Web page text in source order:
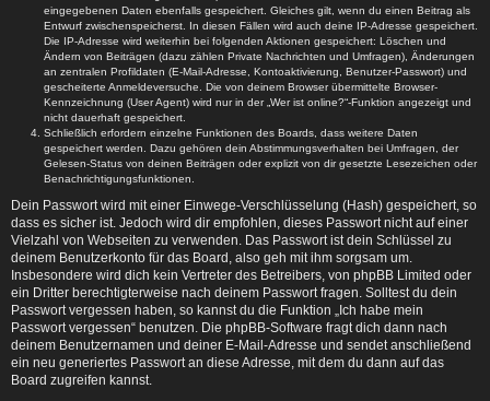
eingegebenen Daten ebenfalls gespeichert. Gleiches gilt, wenn du einen Beitrag als
Entwurf zwischenspeicherst. In diesen Fällen wird auch deine IP-Adresse gespeichert.
Die IP-Adresse wird weiterhin bei folgenden Aktionen gespeichert: Löschen und
Ändern von Beiträgen (dazu zählen Private Nachrichten und Umfragen), Änderungen
an zentralen Profildaten (E-Mail-Adresse, Kontoaktivierung, Benutzer-Passwort) und
gescheiterte Anmeldeversuche. Die von deinem Browser übermittelte Browser-
Kennzeichnung (User Agent) wird nur in der „Wer ist online?“-Funktion angezeigt und
nicht dauerhaft gespeichert.
Schließlich erfordern einzelne Funktionen des Boards, dass weitere Daten
gespeichert werden. Dazu gehören dein Abstimmungsverhalten bei Umfragen, der
Gelesen-Status von deinen Beiträgen oder explizit von dir gesetzte Lesezeichen oder
Benachrichtigungsfunktionen.
Dein Passwort wird mit einer Einwege-Verschlüsselung (Hash) gespeichert, so
dass es sicher ist. Jedoch wird dir empfohlen, dieses Passwort nicht auf einer
Vielzahl von Webseiten zu verwenden. Das Passwort ist dein Schlüssel zu
deinem Benutzerkonto für das Board, also geh mit ihm sorgsam um.
Insbesondere wird dich kein Vertreter des Betreibers, von phpBB Limited oder
ein Dritter berechtigterweise nach deinem Passwort fragen. Solltest du dein
Passwort vergessen haben, so kannst du die Funktion „Ich habe mein
Passwort vergessen“ benutzen. Die phpBB-Software fragt dich dann nach
deinem Benutzernamen und deiner E-Mail-Adresse und sendet anschließend
ein neu generiertes Passwort an diese Adresse, mit dem du dann auf das
Board zugreifen kannst.